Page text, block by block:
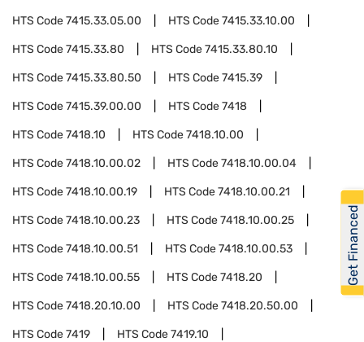
HTS Code7415.33.05.00 HTS Code7415.33.10.00
HTS Code7415.33.80 HTS Code7415.33.80.10
HTS Code7415.33.80.50 HTS Code7415.39
HTS Code7415.39.00.00 HTS Code7418
HTS Code7418.10 HTS Code7418.10.00
HTS Code7418.10.00.02 HTS Code7418.10.00.04
HTS Code7418.10.00.19 HTS Code7418.10.00.21
HTS Code7418.10.00.23 HTS Code7418.10.00.25
HTS Code7418.10.00.51 HTS Code7418.10.00.53
HTS Code7418.10.00.55 HTS Code7418.20
HTS Code7418.20.10.00 HTS Code7418.20.50.00
HTS Code7419 HTS Code7419.10
Get Financed